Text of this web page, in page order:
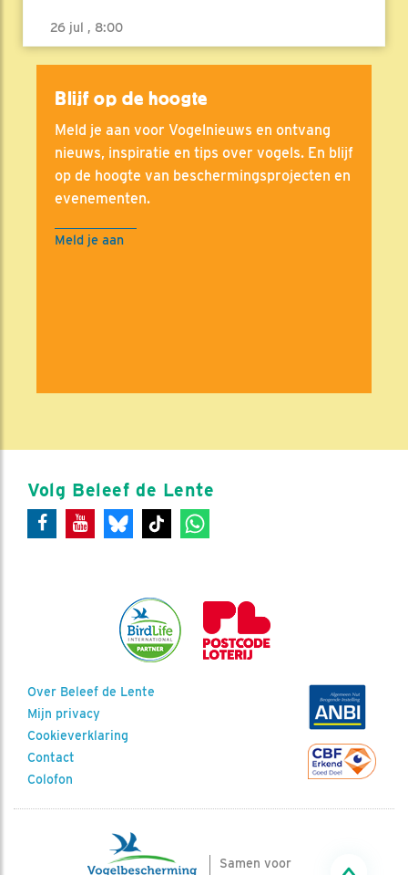
26 jul , 8:00
Blijf op de hoogte
Meld je aan voor Vogelnieuws en ontvang
nieuws, inspiratie en tips over vogels. En blijf
op de hoogte van beschermingsprojecten en
evenementen.
Meld je aan
Volg Beleef de Lente
Over Beleef de Lente
Mijn privacy
Cookieverklaring
Contact
Colofon
Samen voor